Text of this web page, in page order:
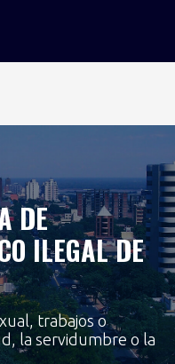
DE
ILEGAL DE
trabajos o
la servidumbre o la